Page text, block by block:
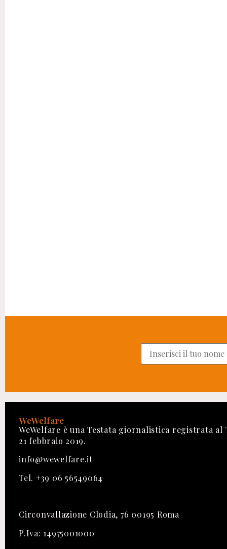
WeWelfare
WeWelfare è una Testata giornalistica registrata al
21 febbraio 2019.
info@wewelfare.it
Tel. +39 06 56549064
Circonvallazione Clodia, 76 00195 Roma
P.Iva: 14975001000